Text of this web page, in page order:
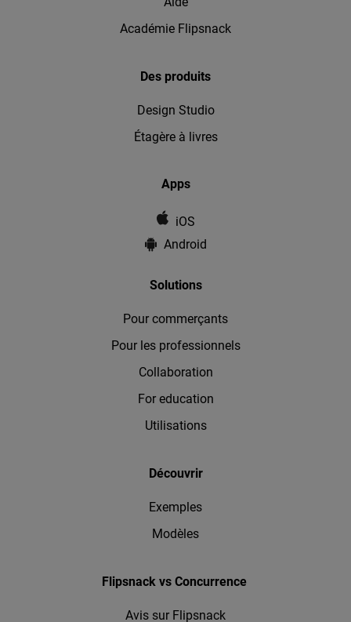
Académie Flipsnack
Des produits
Design Studio
Étagère à livres
Apps
iOS
Android
Solutions
Pour commerçants
Pour les professionnels
Collaboration
For education
Utilisations
Découvrir
Exemples
Modèles
Flipsnack vs Concurrence
Avis sur Flipsnack